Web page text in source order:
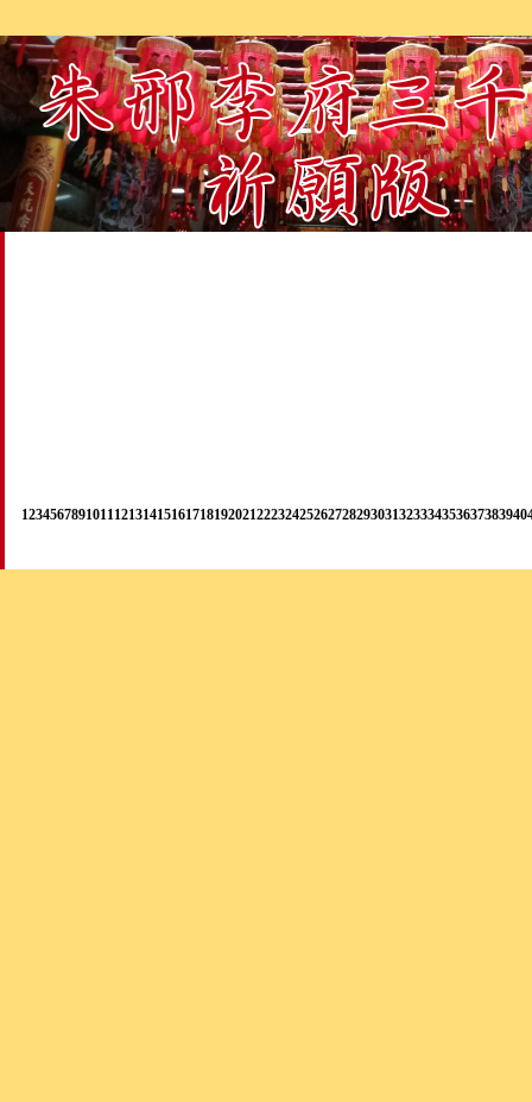
12345678910111213141516171819202122232425262728293031323334353637383940